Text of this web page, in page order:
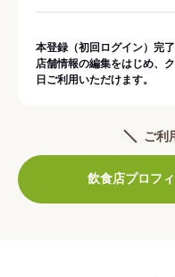
本登録（初回ログイン）完了
店舗情報の編集をはじめ、
日ご利用いただけます。
ご利
飲食店プロフ